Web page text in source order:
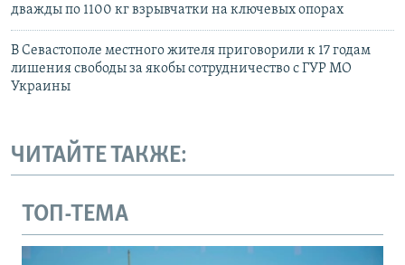
дважды по 1100 кг взрывчатки на ключевых опорах
В Севастополе местного жителя приговорили к 17 годам
лишения свободы за якобы сотрудничество с ГУР МО
Украины
ЧИТАЙТЕ ТАКЖЕ:
ТОП-ТЕМА